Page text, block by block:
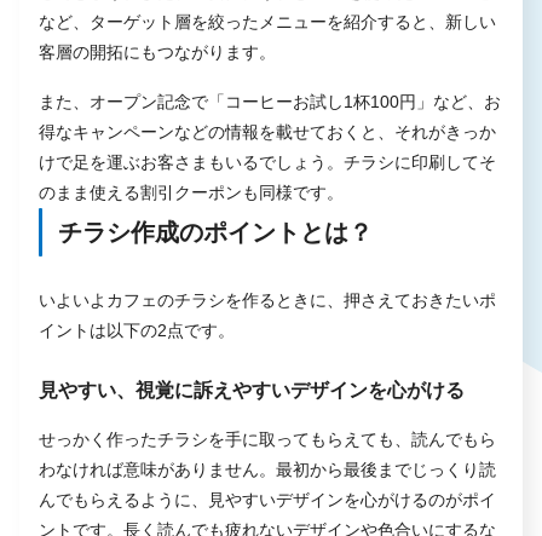
など、ターゲット層を絞ったメニューを紹介すると、新しい
客層の開拓にもつながります。
また、オープン記念で「コーヒーお試し1杯100円」など、お
得なキャンペーンなどの情報を載せておくと、それがきっか
けで足を運ぶお客さまもいるでしょう。チラシに印刷してそ
のまま使える割引クーポンも同様です。
チラシ作成のポイントとは？
いよいよカフェのチラシを作るときに、押さえておきたいポ
イントは以下の2点です。
見やすい、視覚に訴えやすいデザインを心がける
せっかく作ったチラシを手に取ってもらえても、読んでもら
わなければ意味がありません。最初から最後までじっくり読
んでもらえるように、見やすいデザインを心がけるのがポイ
ントです。長く読んでも疲れないデザインや色合いにするな